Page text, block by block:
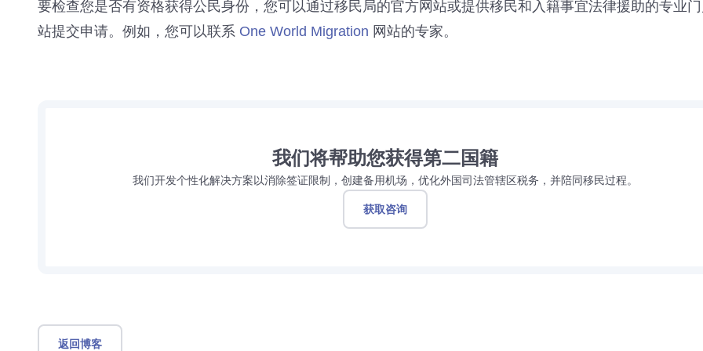
要检查您是否有资格获得公民身份，您可以通过移民局的官方网站或提供移民和入籍事宜法律援助的专业
站提交申请。例如，您可以联系 One World Migration 网站的专家。
我们将帮助您获得第二国籍
我们开发个性化解决方案以消除签证限制，创建备用机场，优化外国司法管辖区税务，并陪同移民过程。
获取咨询
返回博客